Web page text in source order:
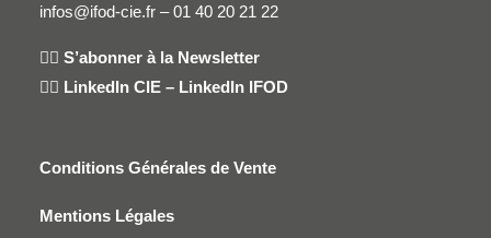
infos@ifod-cie.fr –01 40 20 21 22
👉🏻 S’abonner à la Newsletter
👉🏻 LinkedIn CIE – LinkedIn IFOD
Conditions Générales de Vente
Mentions Légales